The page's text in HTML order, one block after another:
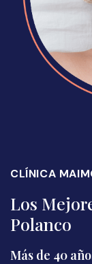
CLÍNICA
Los
Polanco
Más de 40